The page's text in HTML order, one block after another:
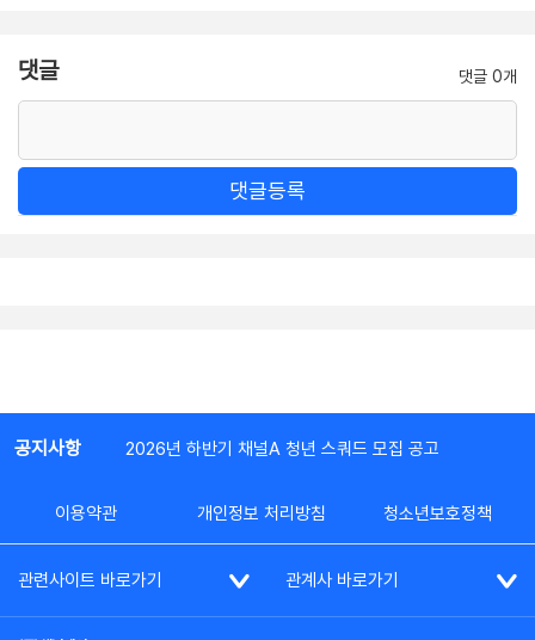
댓글 댓글 0개
댓글등록
공지사항 2026년 하반기 채널A 청년 스쿼드 모집 공고
이용약관 개인정보 처리방침 청소년보호정책
관련사이트 바로가기 관계사 바로가기